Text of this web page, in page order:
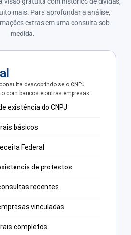
mais. Para aprofundar a análise,
extras em uma consulta sob
medida.
descobrindo se o CNPJ
com bancos e outras empresas.
existência do CNPJ
básicos
Federal
de protestos
recentes
vinculadas
completos